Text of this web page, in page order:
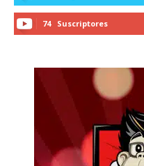
74 Suscriptores